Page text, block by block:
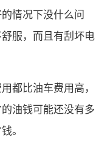
情况下没什么问
服，而且有刮坏电
都比油车费用高，
油钱可能还没有多
。